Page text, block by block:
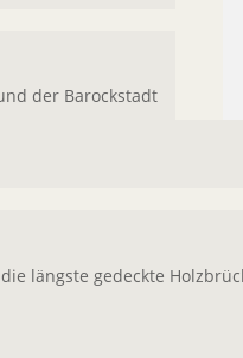
der Barockstadt
längste gedeckte